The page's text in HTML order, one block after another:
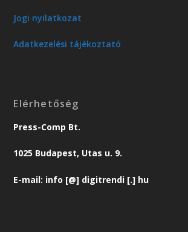
Jogi nyilatkozat
Adatkezelési tájékoztató
Elérhetőség
Press-Comp Bt.
1025 Budapest, Utas u. 9.
E-mail: info [@] digitrendi [.] hu